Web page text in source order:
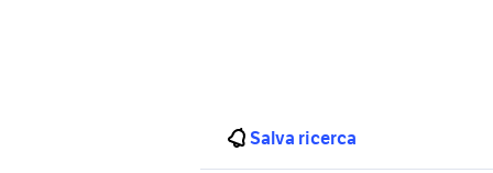
Salva ricerca